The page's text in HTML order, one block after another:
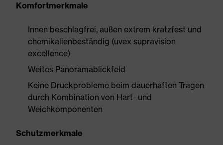
Komfortmerkmale
Innen beschlagfrei, außen extrem kratzfest und
chemikalienbeständig (uvex supravision
excellence)
Weites Panoramablickfeld
Keine Druckprobleme beim dauerhaften Tragen
durch Kombination von Hart- und
Weichkomponenten
Schutzmerkmale